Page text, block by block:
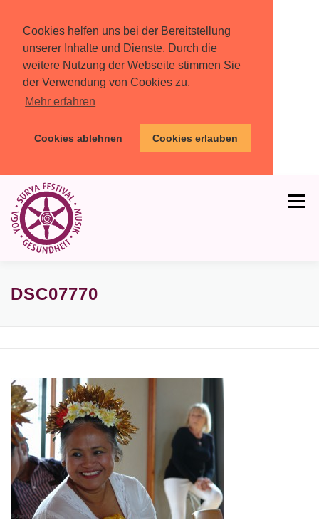
Cookies helfen uns bei der Bereitstellung
unserer Inhalte und Dienste. Durch die
weitere Nutzung der Webseite stimmen Sie
der Verwendung von Cookies zu.
Mehr erfahren
Cookies ablehnen Cookies erlauben
Inhalt
springen
Menü
HOME PROGRAMM
KONTAKT
DSC07770